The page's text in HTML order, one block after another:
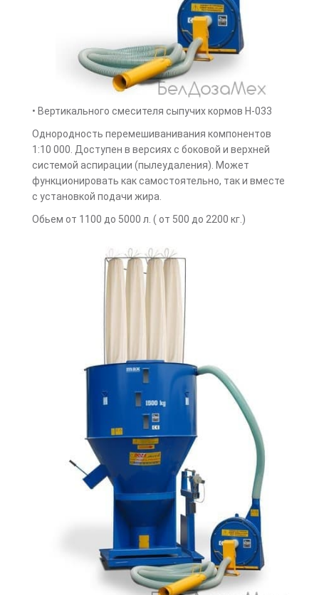
• Вертикального смесителя сыпучих кормов Н-033
Однородность перемешиванивания компонентов
1:10 000. Доступен в версиях с боковой и верхней
системой аспирации (пылеудаления). Может
функционировать как самостоятельно, так и вместе
с установкой подачи жира.
Обьем от 1100 до 5000 л. ( от 500 до 2200 кг.)